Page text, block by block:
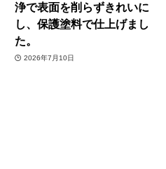
浄で表面を削らずきれいに
し、保護塗料で仕上げまし
た。
2026年7月10日